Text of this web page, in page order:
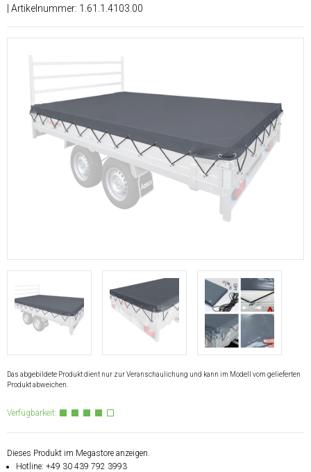
| Artikelnummer: 1.61.1.4103.00
Das abgebildete Produkt dient nur zur Veranschaulichung und kann im Modell vom gelieferten
Produkt abweichen.
Verfügbarkeit:
Dieses Produkt im Megastore anzeigen.
Hotline: +49 30 439 792 3993